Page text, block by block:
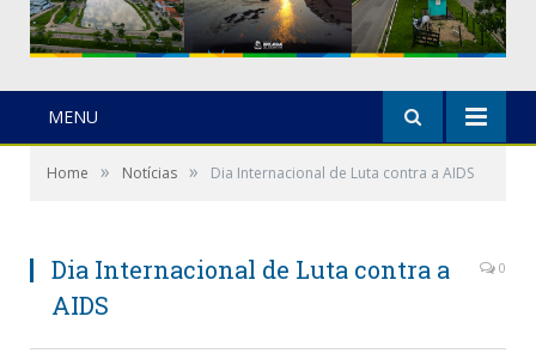
MENU
Home » Notícias » Dia Internacional de Luta contra a AIDS
Dia Internacional de Luta contra a
AIDS
0